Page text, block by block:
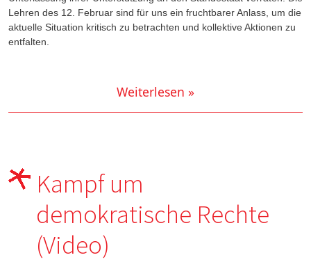
Lehren des 12. Februar sind für uns ein fruchtbarer Anlass, um die
aktuelle Situation kritisch zu betrachten und kollektive Aktionen zu
entfalten.
Weiterlesen »
Kampf um
demokratische Rechte
(Video)